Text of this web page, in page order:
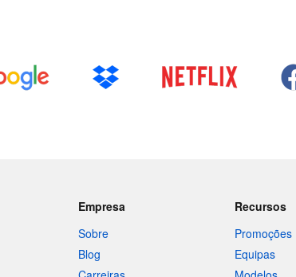
Empresa
Sobre
Blog
Recursos
Promoções
Equipas